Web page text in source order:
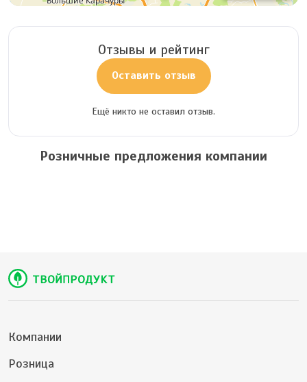
Отзывы и рейтинг
Оставить отзыв
Ещё никто не оставил отзыв.
Розничные предложения компании
Компании
Розница